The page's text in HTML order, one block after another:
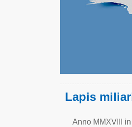
Lapis
Anno MMXVIII